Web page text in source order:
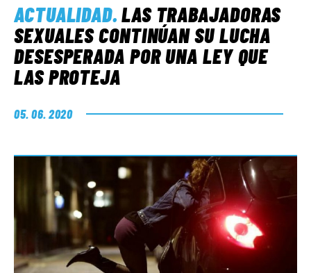
ACTUALIDAD.LAS TRABAJADORAS
SEXUALES CONTINÚAN SU LUCHA
DESESPERADA POR UNA LEY QUE
LAS PROTEJA
05. 06. 2020